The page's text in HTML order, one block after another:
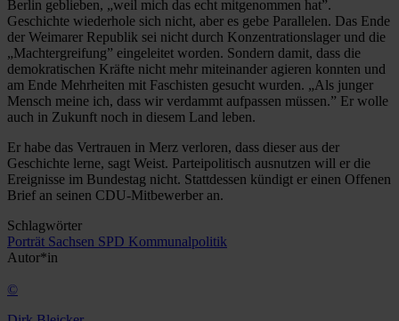
Berlin geblieben, „weil mich das echt mitgenommen hat”.
Geschichte wiederhole sich nicht, aber es gebe Parallelen. Das Ende
der Weimarer Republik sei nicht durch Konzentrationslager und die
„Machtergreifung” eingeleitet worden. Sondern damit, dass die
demokratischen Kräfte nicht mehr miteinander agieren konnten und
am Ende Mehrheiten mit Faschisten gesucht wurden. „Als junger
Mensch meine ich, dass wir verdammt aufpassen müssen.” Er wolle
auch in Zukunft noch in diesem Land leben.
Er habe das Vertrauen in Merz verloren, dass dieser aus der
Geschichte lerne, sagt Weist. Parteipolitisch ausnutzen will er die
Ereignisse im Bundestag nicht. Stattdessen kündigt er einen Offenen
Brief an seinen CDU-Mitbewerber an.
Schlagwörter
Porträt Sachsen SPD Kommunalpolitik
Autor*in
©